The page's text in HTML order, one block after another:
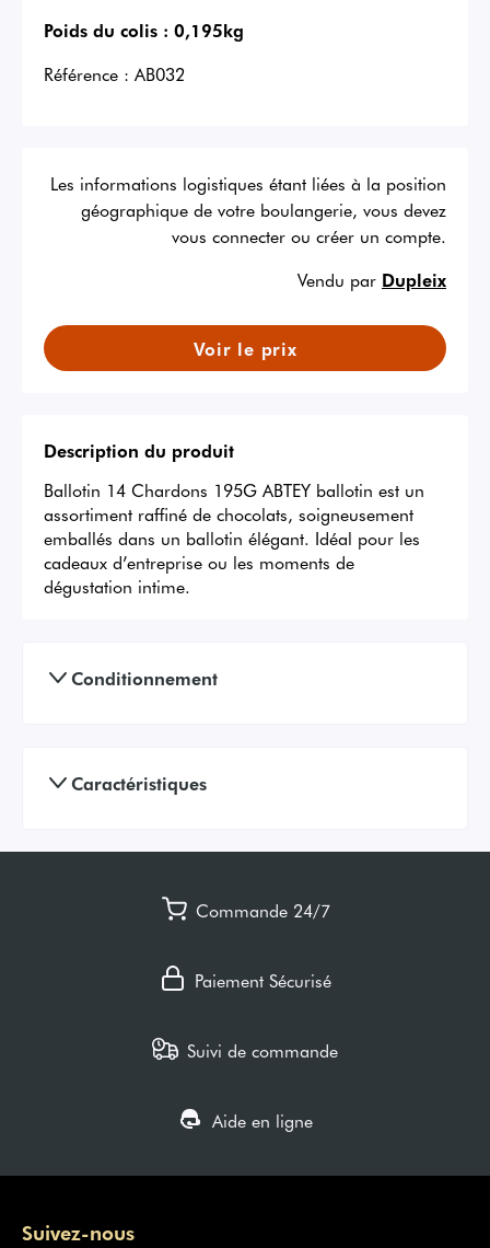
Poids du colis : 0,195kg
Référence : AB032
Les informations logistiques étant liées à la position
géographique de votre boulangerie, vous devez
vous connecter ou créer un compte.
Vendu par Dupleix
Voir le prix
Description du produit
Ballotin 14 Chardons 195G ABTEY ballotin est un
assortiment raffiné de chocolats, soigneusement
emballés dans un ballotin élégant. Idéal pour les
cadeaux d’entreprise ou les moments de
dégustation intime.
Conditionnement
Caractéristiques
Commande 24/7
Paiement Sécurisé
Suivi de commande
Aide en ligne
Suivez-nous